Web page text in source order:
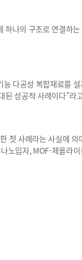
나의 구조로 연결하
다공성 복합재료를
된 성공적 사례이다”라
첫 사례라는 사실에 의
노입자, MOF-제올라